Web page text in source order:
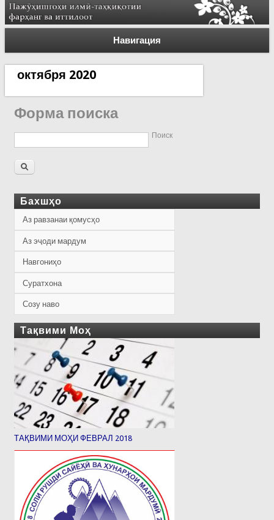
Навигация
октября 2020
Форма поиска
Поиск
Бахшҳо
Аз равзанаи қомусҳо
Аз эҷоди мардум
Навгониҳо
Суратхона
Созу наво
Тақвими Моҳ
ТАҚВИМИ МОҲИ ФЕВРАЛ 2018